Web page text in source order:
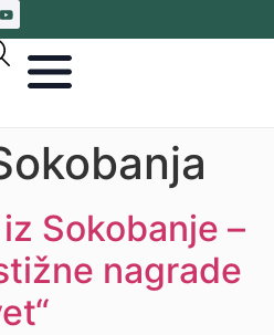
Sokobanje –
nagrade